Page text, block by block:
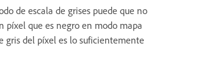
de escala de grises puede que no
píxel que es negro en modo mapa
gris del píxel es lo suficientemente